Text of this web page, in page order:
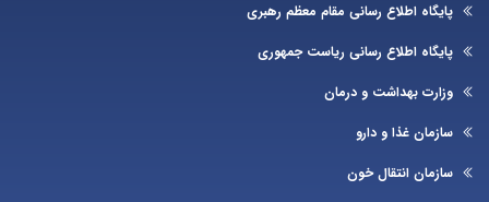
اطلاع رسانی مقام معظم رهبری
اطلاع رسانی ریاست جمهوری
بهداشت و درمان
غذا و دارو
انتقال خون